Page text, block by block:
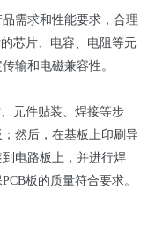
需求和性能要求，合理
芯片、电容、电阻等元
输和电磁兼容性。
元件贴装、焊接等步
然后，在基板上印刷导
电路板上，并进行焊
板的质量符合要求。